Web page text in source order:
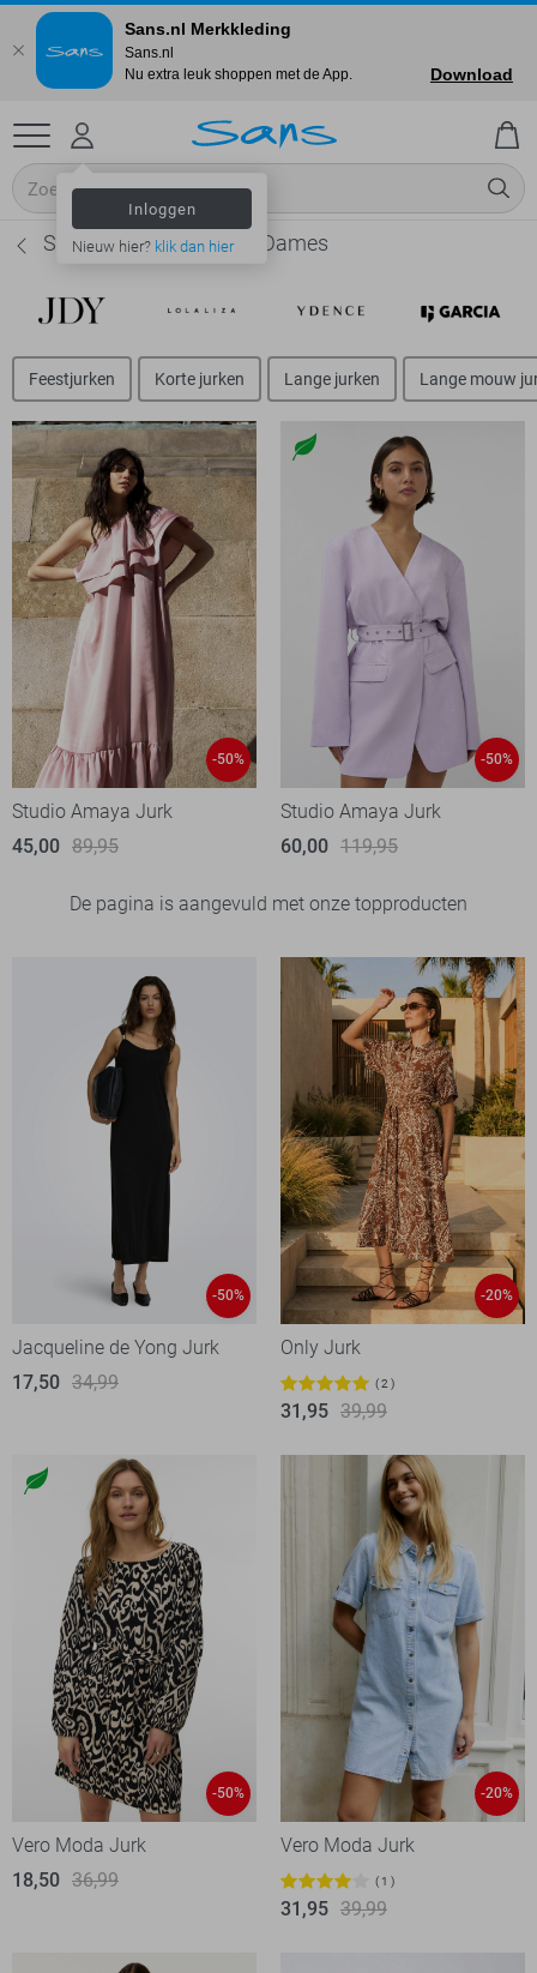
Inloggen
Nieuw hier? klik dan hier
Studio Amaya Jurken - Dames
Feestjurken Korte jurken Lange jurken Lange mouw
-50%
Studio Amaya Jurk
45,00 89,95
-50%
Studio Amaya Jurk
60,00 119,95
De pagina is aangevuld met onze topproducten
-50%
Jacqueline de Yong Jurk
17,50 34,99
-20%
Only Jurk
2
31,95 39,99
-50%
Vero Moda Jurk
18,50 36,99
-20%
Vero Moda Jurk
1
31,95 39,99
Sans.nl Merkkleding
Sans.nl
Nu extra leuk shoppen met de App.
Download